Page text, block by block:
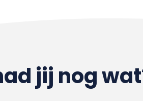
jij nog